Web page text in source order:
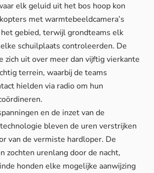
elk geluid uit het bos hoop kon
met warmtebeeldcamera’s
gebied, terwijl grondteams elk
schuilplaats controleerden. De
zich uit over meer dan vijftig vierkante
terrein, waarbij de teams
hielden via radio om hun
en de inzet van de
bleven de uren verstrijken
van de vermiste hardloper. De
zochten urenlang door de nacht,
honden elke mogelijke aanwijzing